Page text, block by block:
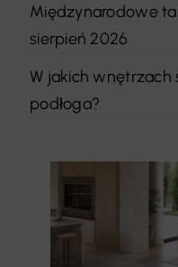
Międzynarodowe
sierpień 2026
W jakich wnętrzach
podłoga?